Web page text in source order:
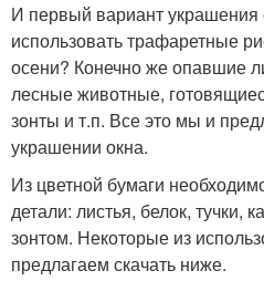
И первый вариант украшения
использовать трафаретные
осени? Конечно же опавшие
лесные животные,
зонты и т.п. Все это мы и
украшении окна.
Из цветной бумаги
детали: листья, белок, тучки,
зонтом. Некоторые из
предлагаем скачать ниже.